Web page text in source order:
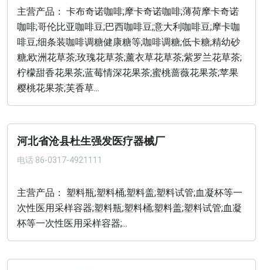
主营产品： 卡布奇诺咖啡;摩卡奇诺咖啡;薄荷摩卡奇诺
咖啡;哥伦比亚咖啡豆;巴西咖啡豆;意大利咖啡豆;摩卡咖
啡豆;细条装咖啡调糖健康糖等;咖啡调糖;低卡糖;精幼砂
糖;欧洲花草茶;玫瑰花草茶;薰衣草花草茶;紫罗兰花草茶;
柠檬甜香花果茶;蓝莓情深花果茶;蜜桃蔷薇花果茶;苹果
樱桃花果茶;芙香草...
河北省沧县杜生强发医疗器械厂
电话 86-0317-4921111
主营产品： 塑料瓶;塑料桶;塑料盖;塑料试管;血凝杯等一
次性医用采样容器;塑料瓶;塑料桶;塑料盖;塑料试管;血凝
杯等一次性医用采样容器;...